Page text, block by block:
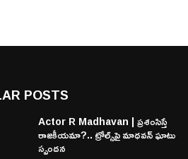
POSTS
Actor R Madhavan | ప్రశంసిస్తే
రాజకీయమా?.. ట్రోల్స్‌పై మాధవన్ ఘాటు
స్పందన